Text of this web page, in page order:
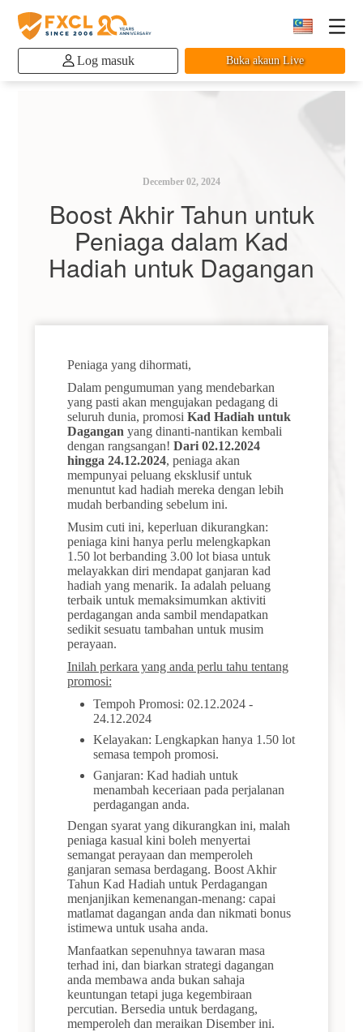
Log masuk Buka akaun Live
December 02, 2024
Boost Akhir Tahun untuk
Peniaga dalam Kad
Hadiah untuk Dagangan
Peniaga yang dihormati,
Dalam pengumuman yang mendebarkan
yang pasti akan mengujakan pedagang di
seluruh dunia, promosi Kad Hadiah untuk
Dagangan yang dinanti-nantikan kembali
dengan rangsangan! Dari 02.12.2024
hingga 24.12.2024, peniaga akan
mempunyai peluang eksklusif untuk
menuntut kad hadiah mereka dengan lebih
mudah berbanding sebelum ini.
Musim cuti ini, keperluan dikurangkan:
peniaga kini hanya perlu melengkapkan
1.50 lot berbanding 3.00 lot biasa untuk
melayakkan diri mendapat ganjaran kad
hadiah yang menarik. Ia adalah peluang
terbaik untuk memaksimumkan aktiviti
perdagangan anda sambil mendapatkan
sedikit sesuatu tambahan untuk musim
perayaan.
Inilah perkara yang anda perlu tahu tentang
promosi:
Tempoh Promosi: 02.12.2024 -
24.12.2024
Kelayakan: Lengkapkan hanya 1.50 lot
semasa tempoh promosi.
Ganjaran: Kad hadiah untuk
menambah keceriaan pada perjalanan
perdagangan anda.
Dengan syarat yang dikurangkan ini, malah
peniaga kasual kini boleh menyertai
semangat perayaan dan memperoleh
ganjaran semasa berdagang. Boost Akhir
Tahun Kad Hadiah untuk Perdagangan
menjanjikan kemenangan-menang: capai
matlamat dagangan anda dan nikmati bonus
istimewa untuk usaha anda.
Manfaatkan sepenuhnya tawaran masa
terhad ini, dan biarkan strategi dagangan
anda membawa anda bukan sahaja
keuntungan tetapi juga kegembiraan
percutian. Bersedia untuk berdagang,
memperoleh dan meraikan Disember ini.